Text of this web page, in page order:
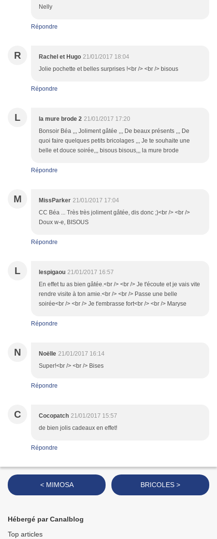
Nelly
Répondre
R Rachel et Hugo 21/01/2017 18:04
Jolie pochette et belles surprises !<br /> <br /> bisous
Répondre
L la mure brode 2 21/01/2017 17:20
Bonsoir Béa ,,, Joliment gâtée ,,, De beaux présents ,,, De
quoi faire quelques petits bricolages ,,, Je te souhaite une
belle et douce soirée,,, bisous bisous,,, la mure brode
Répondre
M MissParker 21/01/2017 17:04
CC Béa ... Très très joliment gâtée, dis donc ;)<br /> <br />
Doux w-e, BISOUS
Répondre
L lespigaou 21/01/2017 16:57
En effet tu as bien gâtée.<br /> <br /> Je t'écoute et je vais vite
rendre visite à ton amie.<br /> <br /> Passe une belle
soirée<br /> <br /> Je t'embrasse fort<br /> <br /> Maryse
Répondre
N Noëlle 21/01/2017 16:14
Super!<br /> <br /> Bises
Répondre
C Cocopatch 21/01/2017 15:57
de bien jolis cadeaux en effet!
Répondre
< MIMOSA BRICOLES >
Hébergé par Canalblog
Top articles